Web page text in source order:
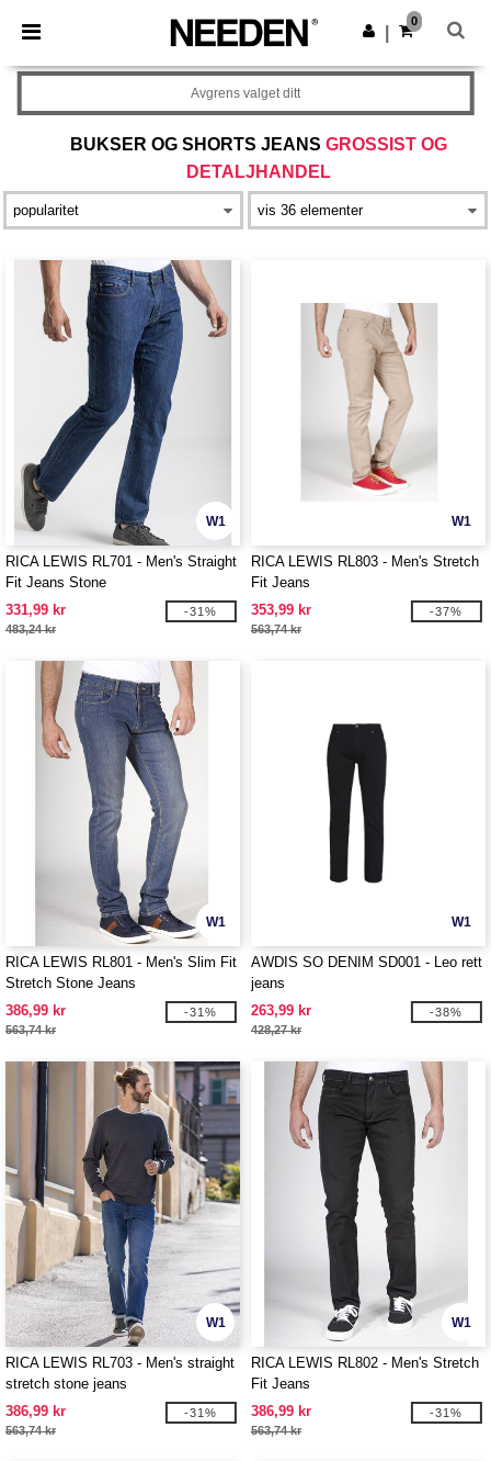
× Needen-app
Bedre priser i appen!
Last ned app
0
BUKSER OG SHORTS JEANS GROSSIST OG
DETALJHANDEL
Avgrens valget ditt
W1
RICA LEWIS RL701 - Men's Straight
Fit Jeans Stone
331,99 kr
483,24 kr
-31%
W1
RICA LEWIS RL803 - Men's Stretch
Fit Jeans
353,99 kr
563,74 kr
-37%
W1
RICA LEWIS RL801 - Men's Slim Fit
Stretch Stone Jeans
386,99 kr
563,74 kr
-31%
W1
AWDIS SO DENIM SD001 - Leo rett
jeans
263,99 kr
428,27 kr
-38%
W1
RICA LEWIS RL703 - Men's straight
stretch stone jeans
386,99 kr
563,74 kr
-31%
W1
RICA LEWIS RL802 - Men's Stretch
Fit Jeans
386,99 kr
563,74 kr
-31%